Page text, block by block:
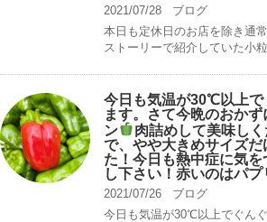
2021/07/28
ブログ
本日も定休日のお店を除き通
ストーリーで紹介していた小
今日も気温が30℃以上で
ます。さて今晩のおか
ン
肉詰めして美味し
で、やや大きめサイズだ
た！今日も熱中症に気
し下さい！赤いのはパプ
2021/07/26
ブログ
今日も気温が30℃以上でぐん